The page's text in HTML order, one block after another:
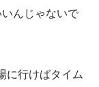
んじゃないで
に行けばタイム